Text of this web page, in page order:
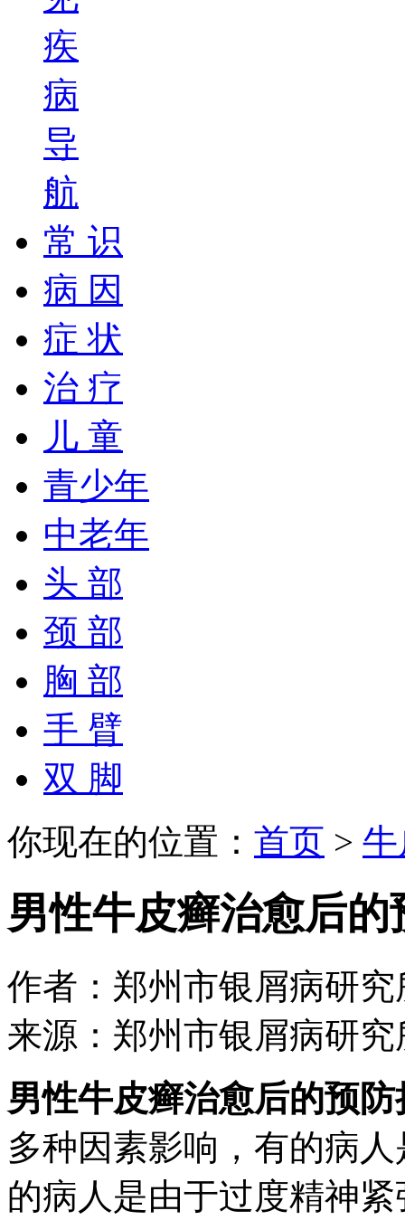
疾
病
导
航
常 识
病 因
症 状
治 疗
儿 童
青少年
中老年
头 部
颈 部
胸 部
手 臂
双 脚
你现在的位置： 首页 >
男性牛皮癣治愈后的
作者：郑州市银屑病研究
来源：郑州市银屑病研究
男性牛皮癣治愈后的预
多种因素影响，有的病
的病人是由于过度精神